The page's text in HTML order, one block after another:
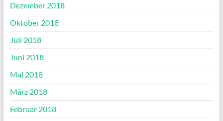
Dezember 2018
Oktober 2018
Juli 2018
Juni 2018
Mai 2018
März 2018
Februar 2018